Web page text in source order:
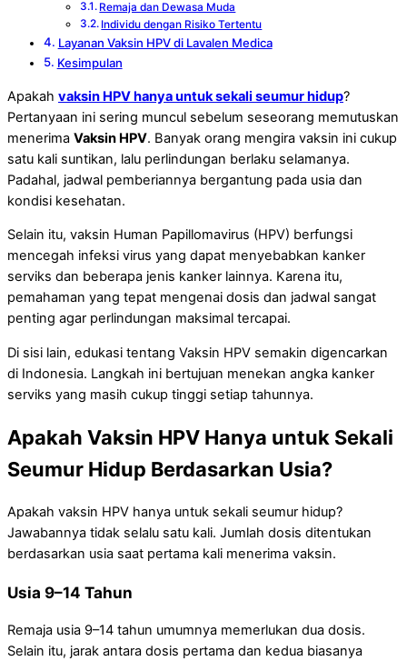
Remaja dan Dewasa Muda
Individu dengan Risiko Tertentu
Layanan Vaksin HPV di Lavalen Medica
Kesimpulan
Apakah vaksin HPV hanya untuk sekali seumur hidup?
Pertanyaan ini sering muncul sebelum seseorang memutuskan
menerima Vaksin HPV. Banyak orang mengira vaksin ini cukup
satu kali suntikan, lalu perlindungan berlaku selamanya.
Padahal, jadwal pemberiannya bergantung pada usia dan
kondisi kesehatan.
Selain itu, vaksin Human Papillomavirus (HPV) berfungsi
mencegah infeksi virus yang dapat menyebabkan kanker
serviks dan beberapa jenis kanker lainnya. Karena itu,
pemahaman yang tepat mengenai dosis dan jadwal sangat
penting agar perlindungan maksimal tercapai.
Di sisi lain, edukasi tentang Vaksin HPV semakin digencarkan
di Indonesia. Langkah ini bertujuan menekan angka kanker
serviks yang masih cukup tinggi setiap tahunnya.
Apakah Vaksin HPV Hanya untuk Sekali
Seumur Hidup Berdasarkan Usia?
Apakah vaksin HPV hanya untuk sekali seumur hidup?
Jawabannya tidak selalu satu kali. Jumlah dosis ditentukan
berdasarkan usia saat pertama kali menerima vaksin.
Usia 9–14 Tahun
Remaja usia 9–14 tahun umumnya memerlukan dua dosis.
Selain itu, jarak antara dosis pertama dan kedua biasanya